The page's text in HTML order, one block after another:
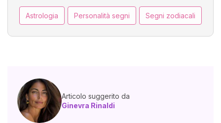
Astrologia Personalità segni Segni zodiacali
Articolo suggerito da
Ginevra Rinaldi